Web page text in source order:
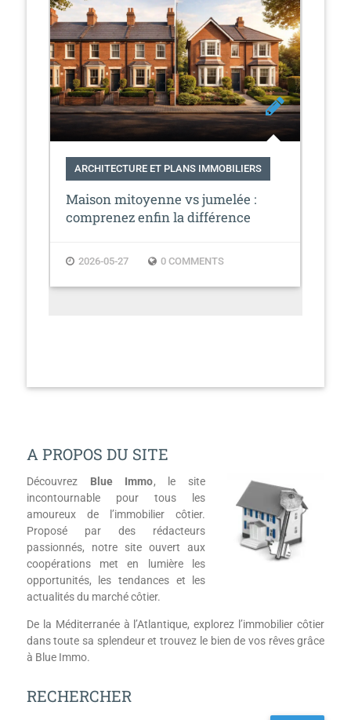
n
ARCHITECTURE ET PLANS IMMOBILIERS
Maison mitoyenne vs jumelée :
comprenez enfin la différence
2026-05-27 0 COMMENTS
A PROPOS DU SITE
Découvrez Blue Immo, le site
incontournable pour tous les
amoureux de l’immobilier côtier.
Proposé par des rédacteurs
passionnés, notre site ouvert aux
coopérations met en lumière les
opportunités, les tendances et les
actualités du marché côtier.
De la Méditerranée à l’Atlantique, explorez l’immobilier côtier
dans toute sa splendeur et trouvez le bien de vos rêves grâce
à Blue Immo.
RECHERCHER